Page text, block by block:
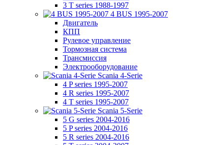
3 T series 1988-1997
4 BUS 1995-2007
Двигатель
КПП
Рулевое управление
Тормозная система
Трансмиссия
Электрооборудование
Scania 4-Serie
4 P series 1995-2007
4 R series 1995-2007
4 T series 1995-2007
Scania 5-Serie
5 G series 2004-2016
5 P series 2004-2016
5 R series 2004-2016